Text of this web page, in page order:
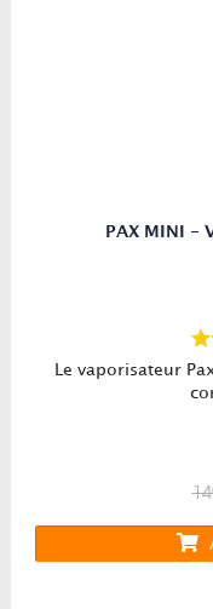
PAX MINI -
Le vaporisateur